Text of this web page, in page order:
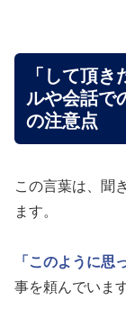
「して頂
ルや会話で
の注意点
この言葉は、聞
ます。
「このように思
事を頼んでいます